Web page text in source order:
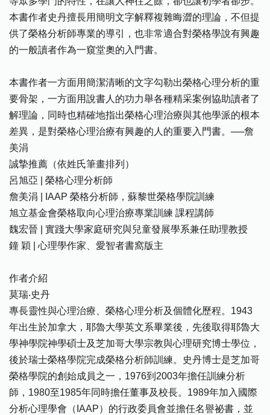
本書作者史丹擅長用簡明文字解釋複雜晦澀的理論，不但提
供了榮格分析師專業的導引，也非常適合對榮格學說有興趣
的一般讀者作為一窺堂奧的入門書。
本書作者一方面用簡潔清晰的文字勾勒出榮格心理分析的重
要骨架，一方面用說書人的功力舉各種精采案例協助讀者了
解理論，同時也精確地指出榮格心理治療與其他學派的根本
差異，是對榮格心理治療有興趣的人的重要入門書。──詹
美涓
誠摯推薦（依姓氏筆畫排列）
呂旭亞 | 榮格心理分析師
詹美涓 | IAAP 榮格分析師，蘇黎世榮格學院訓練
旭立基金會榮格取向心理治療專業訓練 課程講師
魏宏晉 | 實踐大學家庭研究與兒童發展學系兼任助理教授
鐘 穎 | 心理學作家、愛智者書窩版主
作者介紹
莫瑞‧史丹
專長靈性與心理治療、榮格心理分析及個體化歷程。1943
年出生於加拿大，耶魯大學英文系畢業後，先後取得耶魯大
學神學院神學碩士及芝加哥大學宗教與心理研究博士學位，
後於瑞士榮格學院完成榮格分析師訓練。史丹博士是芝加哥
榮格學院的創始成員之一，1976到2003年擔任訓練分析
師，1980至1985年同時擔任董事及校長。1989年加入國際
分析心理學會（IAAP）的行政委員會並擔任名譽祕書，並